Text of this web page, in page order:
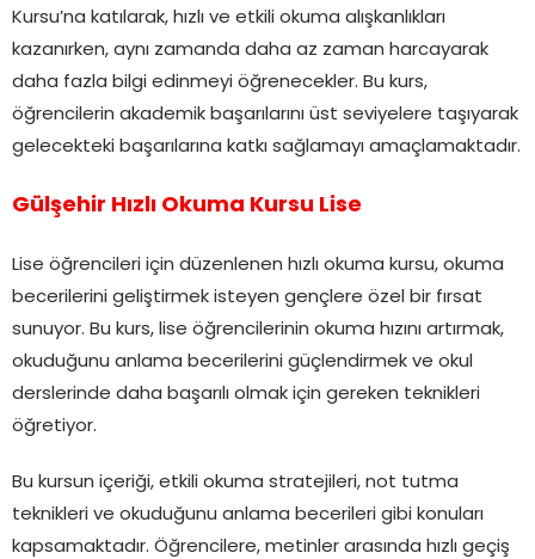
Kursu’na katılarak, hızlı ve etkili okuma alışkanlıkları
kazanırken, aynı zamanda daha az zaman harcayarak
daha fazla bilgi edinmeyi öğrenecekler. Bu kurs,
öğrencilerin akademik başarılarını üst seviyelere taşıyarak
gelecekteki başarılarına katkı sağlamayı amaçlamaktadır.
Gülşehir Hızlı Okuma Kursu Lise
Lise öğrencileri için düzenlenen hızlı okuma kursu, okuma
becerilerini geliştirmek isteyen gençlere özel bir fırsat
sunuyor. Bu kurs, lise öğrencilerinin okuma hızını artırmak,
okuduğunu anlama becerilerini güçlendirmek ve okul
derslerinde daha başarılı olmak için gereken teknikleri
öğretiyor.
Bu kursun içeriği, etkili okuma stratejileri, not tutma
teknikleri ve okuduğunu anlama becerileri gibi konuları
kapsamaktadır. Öğrencilere, metinler arasında hızlı geçiş